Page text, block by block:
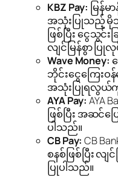
KBZ Pay: မြန်
အသုံးပြုသည့် မို
ဖြစ်ပြီး ငွေသွ
လျင်မြန်စွာ ပြု
Wave Money:
ဘိုင်းငွေကြေးဝန်
အသုံးပြုရလွယ်
AYA Pay: AYA
ဖြစ်ပြီး အဆင်ပ
ပါသည်။
CB Pay: CB
စနစ်ဖြစ်ပြီး လျ
ပြုပါသည်။